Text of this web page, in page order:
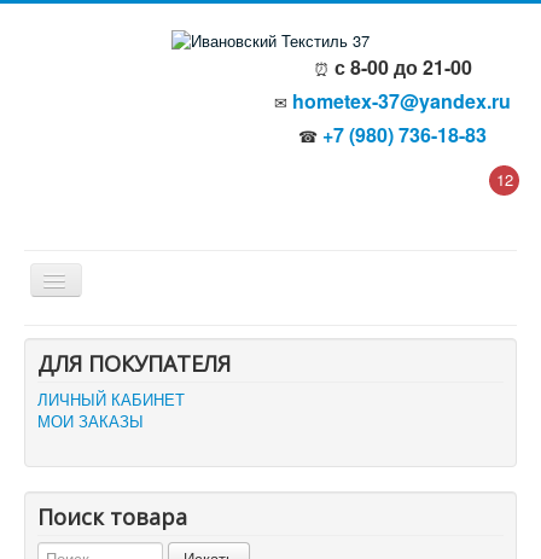
⏰ с 8-00 до 21-00
✉ hometex-37@yandex.ru
☎ +7 (980) 736-18-83
12
Главная
О компании
Политика безопасности
Пользовательское соглашение
Корзина
Отложенные товары
ДЛЯ ПОКУПАТЕЛЯ
ЛИЧНЫЙ КАБИНЕТ
МОИ ЗАКАЗЫ
Поиск товара